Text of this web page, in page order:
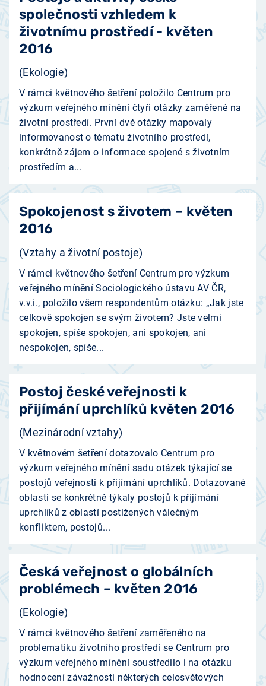
společnosti vzhledem k
životnímu prostředí - květen
2016
(Ekologie)
V rámci květnového šetření položilo Centrum pro
výzkum veřejného mínění čtyři otázky zaměřené na
životní prostředí. První dvě otázky mapovaly
informovanost o tématu životního prostředí,
konkrétně zájem o informace spojené s životním
prostředím a...
Spokojenost s životem – květen
2016
(Vztahy a životní postoje)
V rámci květnového šetření Centrum pro výzkum
veřejného mínění Sociologického ústavu AV ČR,
v.v.i., položilo všem respondentům otázku: „Jak jste
celkově spokojen se svým životem? Jste velmi
spokojen, spíše spokojen, ani spokojen, ani
nespokojen, spíše...
Postoj české veřejnosti k
přijímání uprchlíků květen 2016
(Mezinárodní vztahy)
V květnovém šetření dotazovalo Centrum pro
výzkum veřejného mínění sadu otázek týkající se
postojů veřejnosti k přijímání uprchlíků. Dotazované
oblasti se konkrétně týkaly postojů k přijímání
uprchlíků z oblastí postižených válečným
konfliktem, postojů...
Česká veřejnost o globálních
problémech – květen 2016
(Ekologie)
V rámci květnového šetření zaměřeného na
problematiku životního prostředí se Centrum pro
výzkum veřejného mínění soustředilo i na otázku
hodnocení závažnosti některých celosvětových